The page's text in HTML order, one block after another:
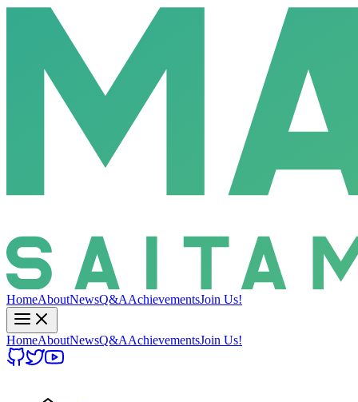
HomeAboutNewsQ&AAchievementsJoin Us!
HomeAboutNewsQ&AAchievementsJoin Us!